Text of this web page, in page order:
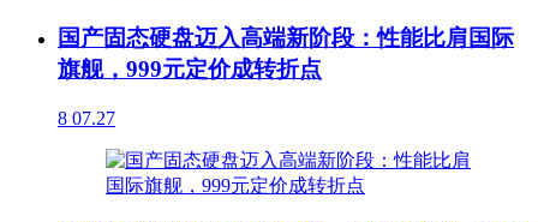
国产固态硬盘迈入高端新阶段：性能比肩国际
旗舰，999元定价成转折点
8 07.27